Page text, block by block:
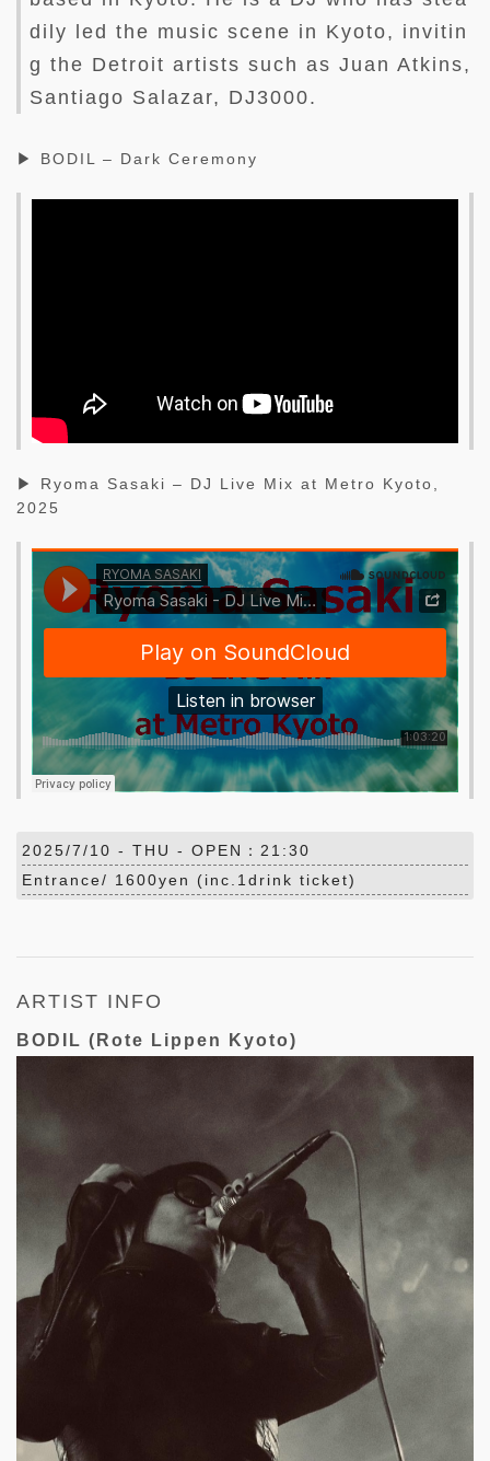
dily led the music scene in Kyoto, invitin
g the Detroit artists such as Juan Atkins,
Santiago Salazar, DJ3000.
▶ BODIL – Dark Ceremony
▶ Ryoma Sasaki – DJ Live Mix at Metro Kyoto,
2025
2025/7/10 - THU - OPEN：21:30
Entrance/ 1600yen (inc.1drink ticket)
ARTIST INFO
BODIL (Rote Lippen Kyoto)